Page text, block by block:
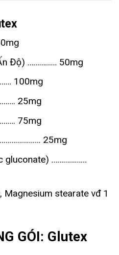
Độ) …………… 50mg
100mg
25mg
75mg
25mg
gluconate) ………………
Magnesium stearate vđ 1
GÓI: Glutex